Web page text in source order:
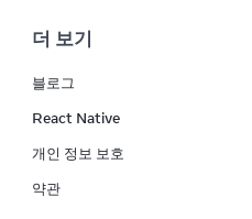
더 보기
블로그
React Native
개인 정보 보호
약관